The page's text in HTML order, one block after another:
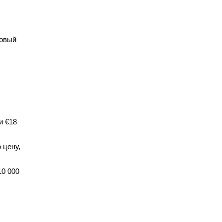
€18
цену,
000